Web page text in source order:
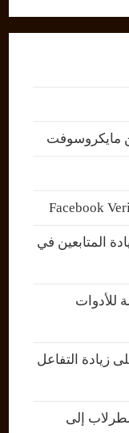
المتابعين في
للأدوات
زيادة التفاعل
إلى